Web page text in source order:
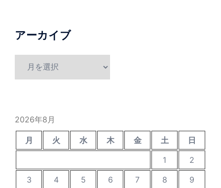
アーカイブ
2026年8月
月 火 水 木 金 土
日
1
2
3
4 5 6 7 8 9